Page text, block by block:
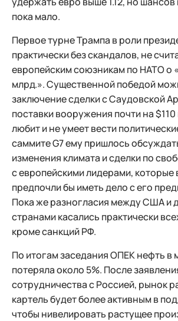
пока мало.
Первое турне Трампа в роли
практически без скандалов, не
европейским союзникам по НАТО о
млрд.». Существенной победой
заключение сделки с Саудовской
поставки вооружения почти на
любит и не умеет вести
саммите G7 ему пришлось
изменения климата и сделки по
с европейскими лидерами, которые
предпочли бы иметь дело с его
Пока же разногласия между США и
странами касались практически
кроме санкций РФ.
По итогам заседания ОПЕК нефть в
потеряла около 5%. После
сотрудничества с Россией, рынок
картель будет более активным в
чтобы нивелировать растущее